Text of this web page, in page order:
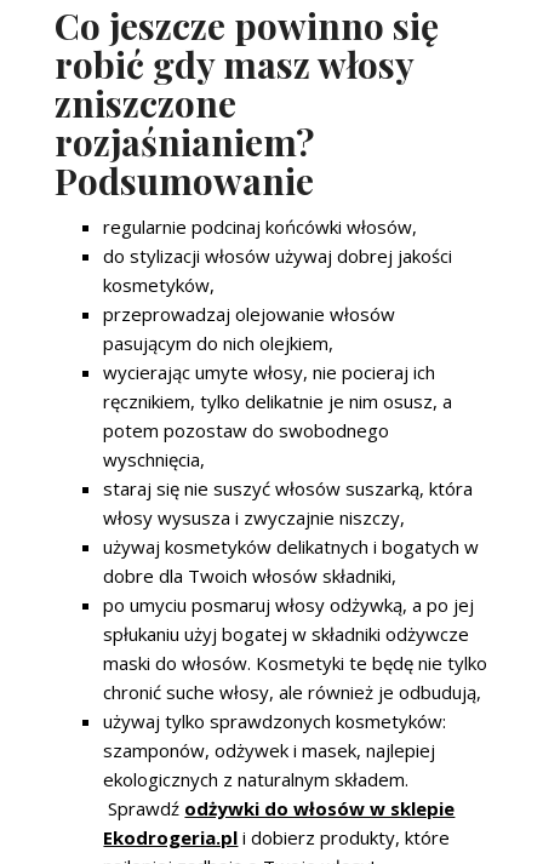
Co jeszcze powinno się
robić gdy masz włosy
zniszczone
rozjaśnianiem?
Podsumowanie
regularnie podcinaj końcówki włosów,
do stylizacji włosów używaj dobrej jakości
kosmetyków,
przeprowadzaj olejowanie włosów
pasującym do nich olejkiem,
wycierając umyte włosy, nie pocieraj ich
ręcznikiem, tylko delikatnie je nim osusz, a
potem pozostaw do swobodnego
wyschnięcia,
staraj się nie suszyć włosów suszarką, która
włosy wysusza i zwyczajnie niszczy,
używaj kosmetyków delikatnych i bogatych w
dobre dla Twoich włosów składniki,
po umyciu posmaruj włosy odżywką, a po jej
spłukaniu użyj bogatej w składniki odżywcze
maski do włosów. Kosmetyki te będę nie tylko
chronić suche włosy, ale również je odbudują,
używaj tylko sprawdzonych kosmetyków:
szamponów, odżywek i masek, najlepiej
ekologicznych z naturalnym składem.
Sprawdź odżywki do włosów w sklepie
Ekodrogeria.pl i dobierz produkty, które